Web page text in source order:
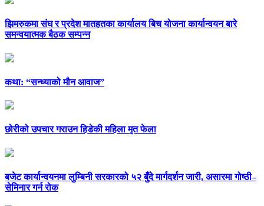
झिमरुकमा संघ र प्रदेश मातहतका कार्यालय बिच योजना कार्यान्वयन बारे
समन्वयात्मक बैठक सम्पन्न
कथा: “सन्ध्याको मौन आवाज”
छोरीको उपचार गराउन हिडेकी महिला मृत फेला
बजेट कार्यान्वयनमा लुम्बिनी सरकारको ५२ बुँदे मार्गदर्शन जारी, असारमा गोष्ठी–
सेमिनार गर्न रोक